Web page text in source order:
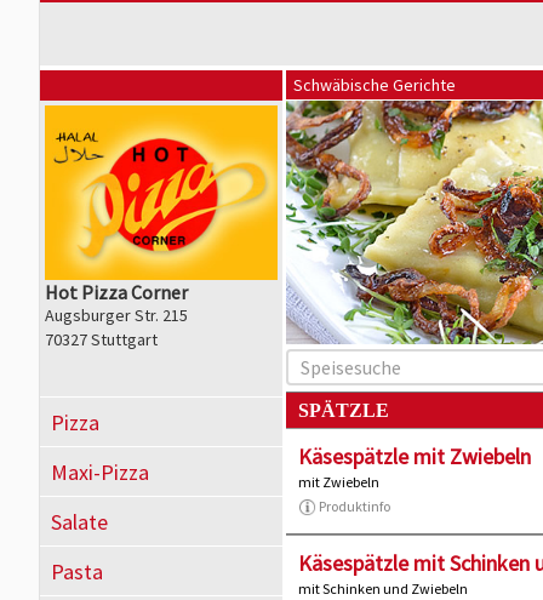
Hot Pizza Corner
Augsburger Str. 215
70327 Stuttgart
Pizza
Maxi-Pizza
Salate
Pasta
Schwäbische Gerichte
SPÄTZLE
Käsespätzle mit Zwiebeln
mit Zwiebeln
Produktinfo
Käsespätzle mit Schinken
mit Schinken und Zwiebeln